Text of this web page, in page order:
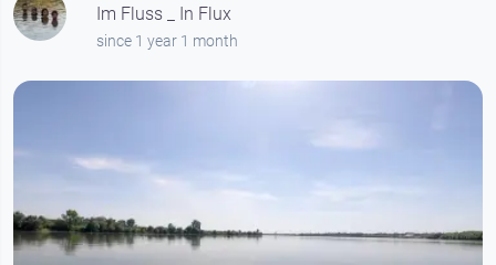
Im Fluss _ In Flux
since 1 year 1 month